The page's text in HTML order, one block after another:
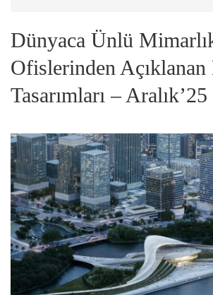
Dünyaca Ünlü
Ofislerinden Açıklanan
Tasarımları – Aralık’25